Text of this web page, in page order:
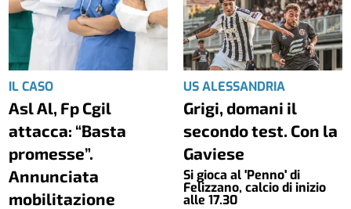
IL CASO
Asl Al, Fp Cgil
attacca: “Basta
promesse”.
Annunciata
mobilitazione
US ALESSANDRIA
Grigi, domani il
secondo test. Con la
Gaviese
Si gioca al 'Penno' di
Felizzano, calcio di inizio
alle 17.30